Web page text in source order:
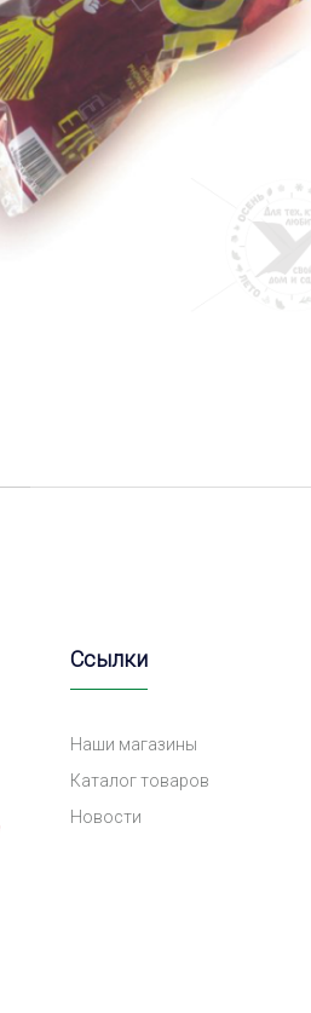
Ссылки
Наши магазины
Каталог товаров
Новости